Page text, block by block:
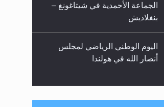
الجماعة الأحمدية في شيتاغونغ –
بنغلاديش
اليوم الوطني الرياضي لمجلس
أنصار الله في هولندا
إتمام حفظ القرآن الكريم لثلاثة